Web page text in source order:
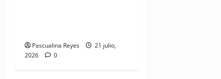
Pascualina Reyes
21 julio,
2026
0